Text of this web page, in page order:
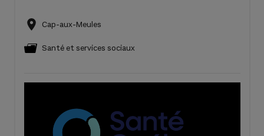
Cap-aux-Meules
Santé et services sociaux